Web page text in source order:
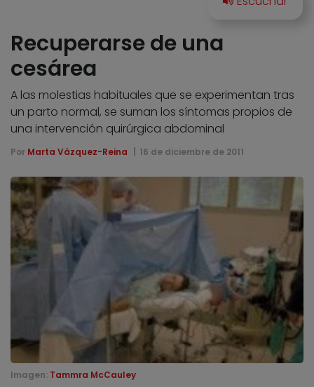
Recuperarse de una
cesárea
A las molestias habituales que se experimentan tras
un parto normal, se suman los síntomas propios de
una intervención quirúrgica abdominal
Por Marta Vázquez-Reina 16 de diciembre de 2011
Imagen: Tammra McCauley